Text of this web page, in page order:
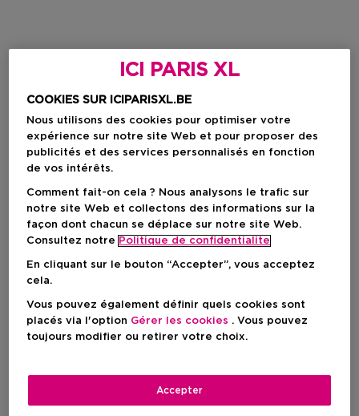
ICI PARIS XL
COOKIES SUR ICIPARISXL.BE
Nous utilisons des cookies pour optimiser votre
expérience sur notre site Web et pour proposer des
publicités et des services personnalisés en fonction
de vos intérêts.
Comment fait-on cela ? Nous analysons le trafic sur
notre site Web et collectons des informations sur la
façon dont chacun se déplace sur notre site Web.
Consultez notre Politique de confidentialite
En cliquant sur le bouton “Accepter”, vous acceptez
cela.
Vous pouvez également définir quels cookies sont
placés via l'option Gérer les cookies . Vous pouvez
toujours modifier ou retirer votre choix.
Accepter